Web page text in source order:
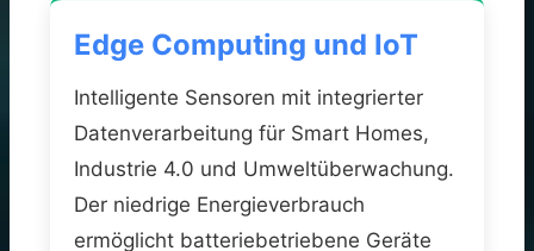
Edge Computing und IoT
Intelligente Sensoren mit integrierter
Datenverarbeitung für Smart Homes,
Industrie 4.0 und Umweltüberwachung.
Der niedrige Energieverbrauch
ermöglicht batteriebetriebene Geräte